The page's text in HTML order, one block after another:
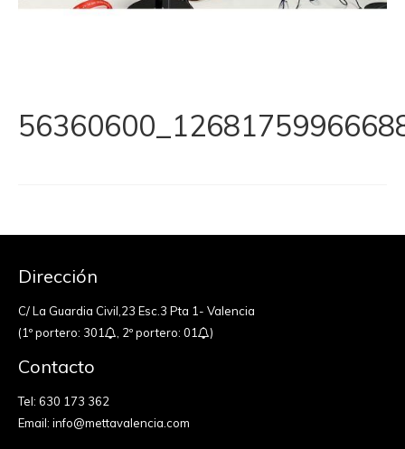
Dirección
C/ La Guardia Civil,23 Esc.3 Pta 1- Valencia
(1º portero: 301
, 2º portero: 01 )
Contacto
Tel: 630 173 362
Email: info@mettavalencia.com